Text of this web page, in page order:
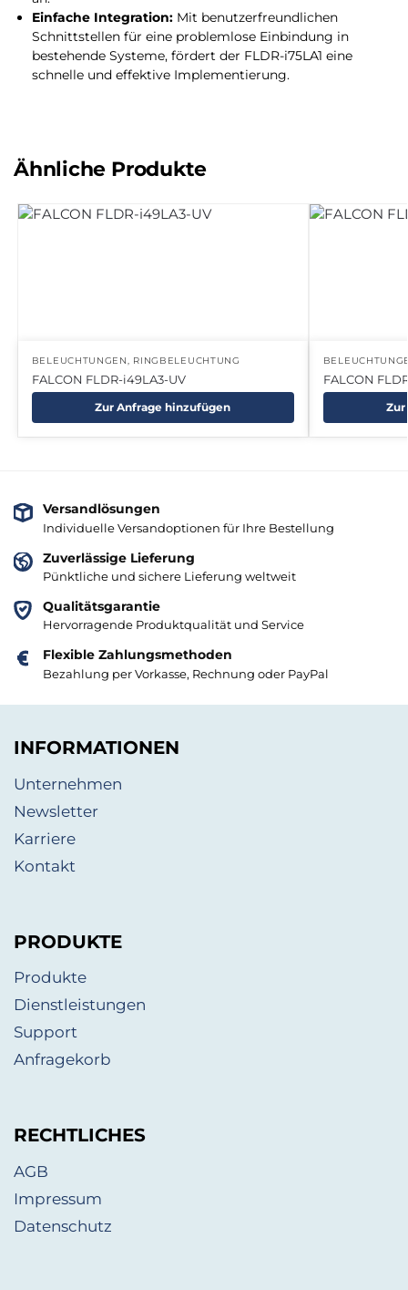
Einfache Integration: Mit benutzerfreundlichen
Schnittstellen für eine problemlose Einbindung in
bestehende Systeme, fördert der FLDR-i75LA1 eine
schnelle und effektive Implementierung.
Ähnliche Produkte
BELEUCHTUNGEN, RINGBELEUCHTUNG
FALCON FLDR-i49LA3-UV
Zur Anfrage hinzufügen
FALCON
Versandlösungen
Individuelle Versandoptionen für Ihre Bestellung
Zuverlässige Lieferung
Pünktliche und sichere Lieferung weltweit
Qualitätsgarantie
Hervorragende Produktqualität und Service
Flexible Zahlungsmethoden
Bezahlung per Vorkasse, Rechnung oder PayPal
INFORMATIONEN
Unternehmen
Newsletter
Karriere
Kontakt
PRODUKTE
Produkte
Dienstleistungen
Support
Anfragekorb
RECHTLICHES
AGB
Impressum
Datenschutz